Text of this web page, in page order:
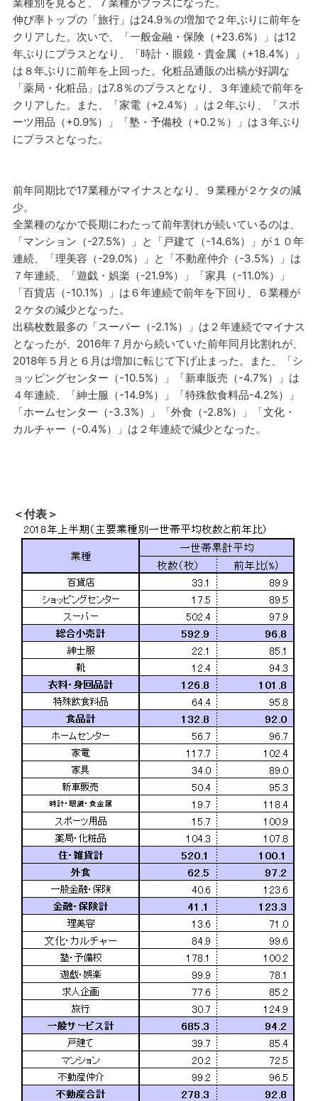
伸び率トップの「旅行」は24.9％の増加で２年ぶりに前年を
クリアした。次いで、「一般金融・保険（+23.6%）」は12
年ぶりにプラスとなり、「時計・眼鏡・貴金属（+18.4%）」
は８年ぶりに前年を上回った。化粧品通販の出稿が好調な
「薬局・化粧品」は7.8％のプラスとなり、３年連続で前年を
クリアした。また、「家電（+2.4%）」は２年ぶり、「スポ
ーツ用品（+0.9%）」「塾・予備校（+0.2％）」は３年ぶり
にプラスとなった。
前年同期比で17業種がマイナスとなり、９業種が２ケタの減
少。
全業種のなかで長期にわたって前年割れが続いているのは、
「マンション（-27.5%）」と「戸建て（-14.6%）」が１０年
連続、「理美容（-29.0%）」と「不動産仲介（-3.5%）」は
７年連続、「遊戯・娯楽（-21.9%）」「家具（-11.0%）」
「百貨店（-10.1%）」は６年連続で前年を下回り、６業種が
２ケタの減少となった。
出稿枚数最多の「スーパー（-2.1%）」は２年連続でマイナス
となったが、2016年７月から続いていた前年同月比割れが、
2018年５月と６月は増加に転じて下げ止まった。また、「シ
ョッピングセンター（-10.5%）」「新車販売（-4.7%）」は
４年連続、「紳士服（-14.9%）」「特殊飲食料品-4.2%）」
「ホームセンター（-3.3%）」「外食（-2.8%）」「文化・
カルチャー（-0.4%）」は２年連続で減少となった。
＜付表＞